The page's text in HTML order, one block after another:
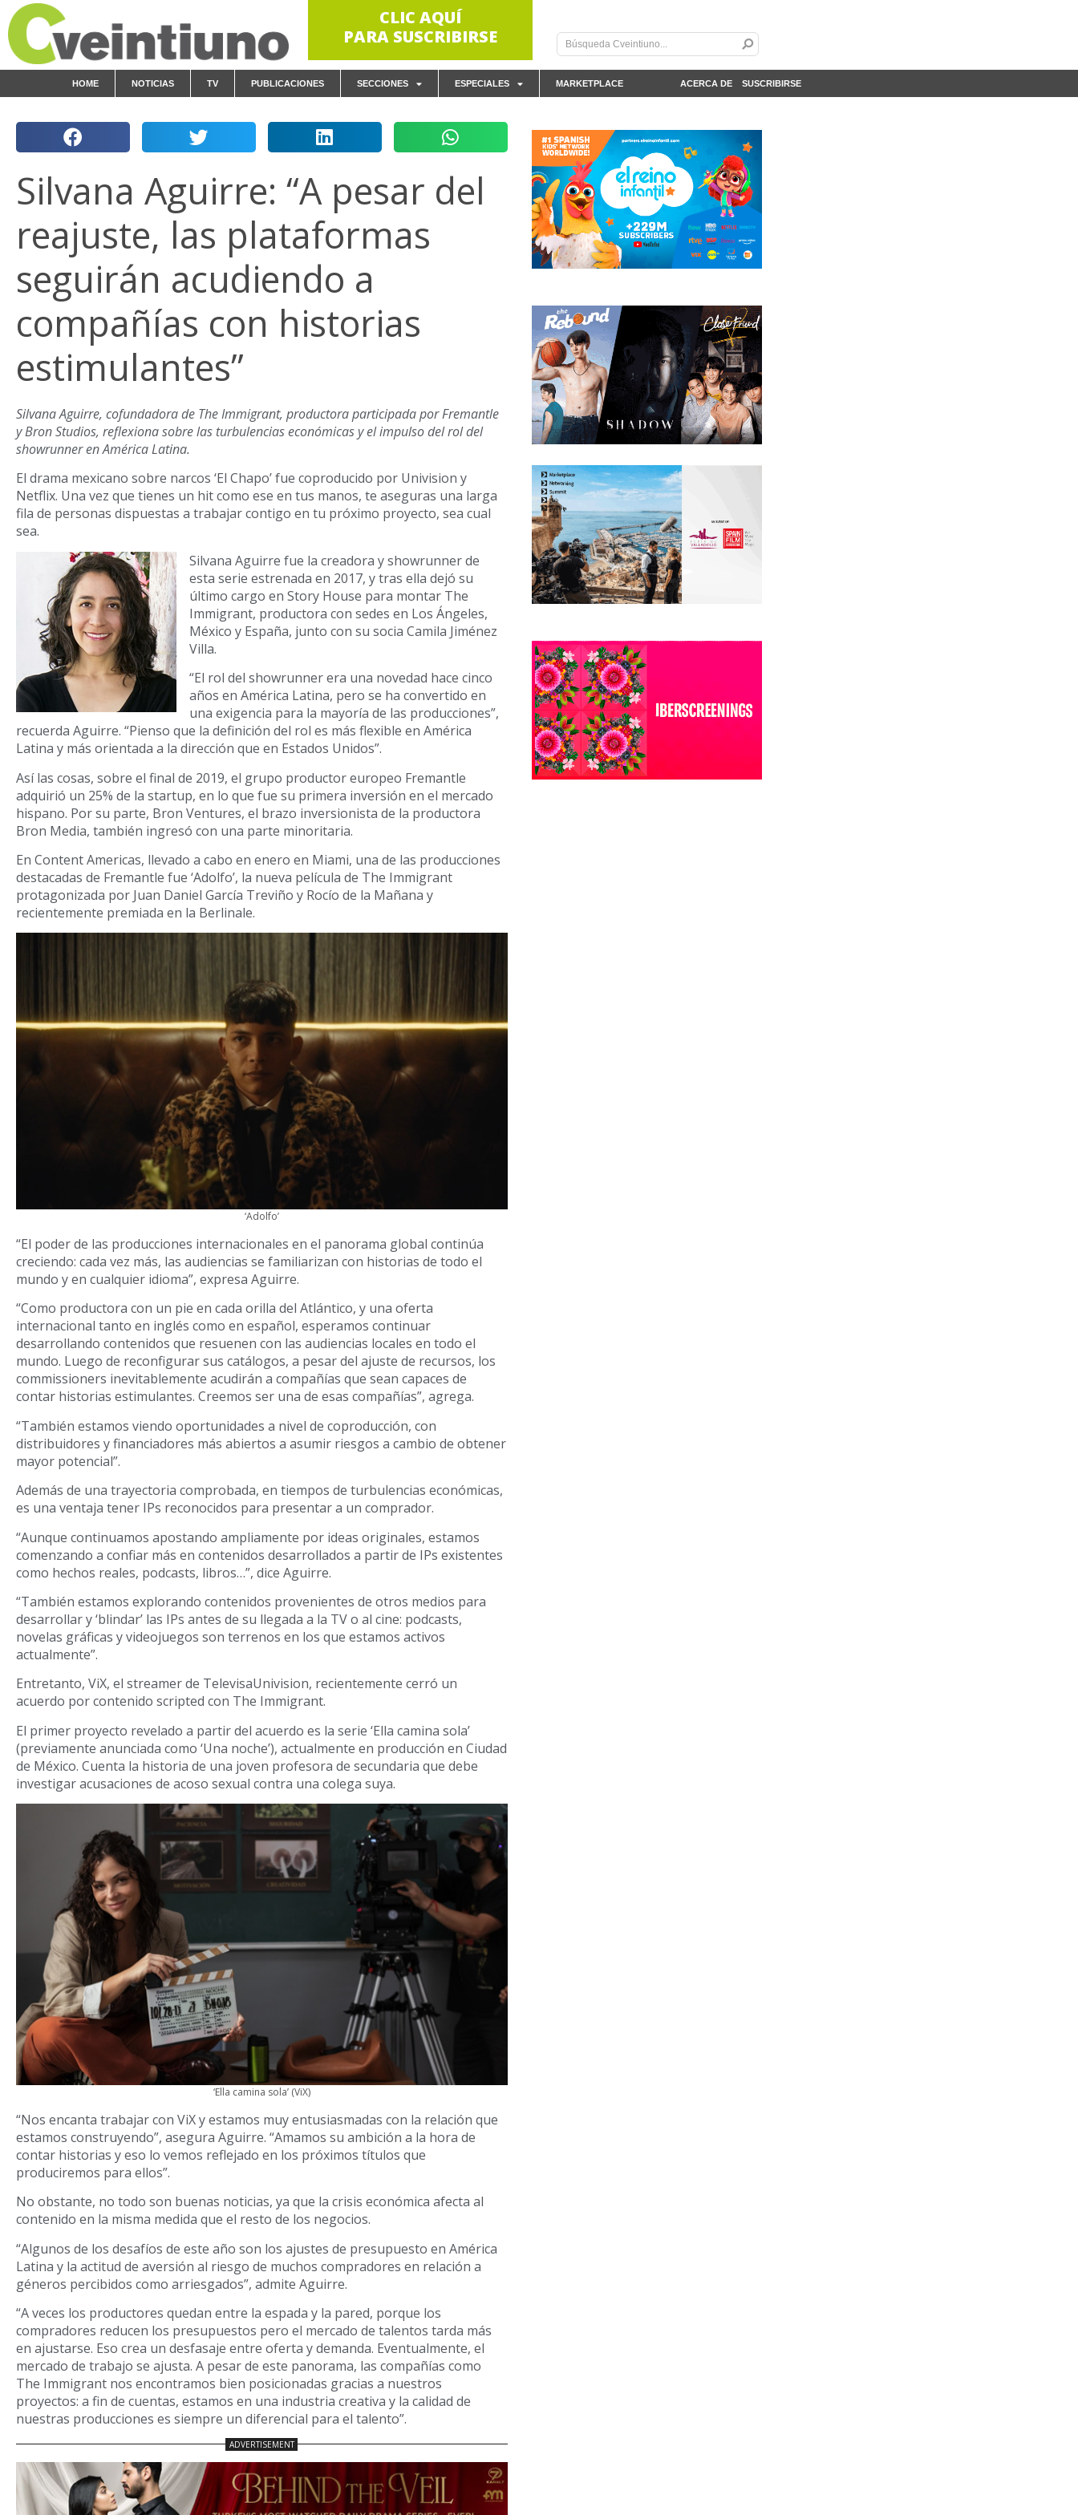
CLIC AQUÍ
PARA SUSCRIBIRSE
ACERCA DE
HOME NOTICIAS TV PUBLICACIONES SECCIONES ESPECIALES MARKETPLACE SUSCRIBIRSE
Silvana Aguirre: “A pesar del
reajuste, las plataformas
seguirán acudiendo a
compañías con historias
estimulantes”
Silvana Aguirre, cofundadora de The Immigrant, productora participada por Fremantle
y Bron Studios, reflexiona sobre las turbulencias económicas y el impulso del rol del
showrunner en América Latina.
El drama mexicano sobre narcos ‘El Chapo’ fue coproducido por Univision y
Netflix. Una vez que tienes un hit como ese en tus manos, te aseguras una larga
fila de personas dispuestas a trabajar contigo en tu próximo proyecto, sea cual
sea.
Silvana Aguirre fue la creadora y showrunner de
esta serie estrenada en 2017, y tras ella dejó su
último cargo en Story House para montar The
Immigrant, productora con sedes en Los Ángeles,
México y España, junto con su socia Camila Jiménez
Villa.
“El rol del showrunner era una novedad hace cinco
años en América Latina, pero se ha convertido en
una exigencia para la mayoría de las producciones”,
recuerda Aguirre. “Pienso que la definición del rol es más flexible en América
Latina y más orientada a la dirección que en Estados Unidos”.
Así las cosas, sobre el final de 2019, el grupo productor europeo Fremantle
adquirió un 25% de la startup, en lo que fue su primera inversión en el mercado
hispano. Por su parte, Bron Ventures, el brazo inversionista de la productora
Bron Media, también ingresó con una parte minoritaria.
En Content Americas, llevado a cabo en enero en Miami, una de las producciones
destacadas de Fremantle fue ‘Adolfo’, la nueva película de The Immigrant
protagonizada por Juan Daniel García Treviño y Rocío de la Mañana y
recientemente premiada en la Berlinale.
‘Adolfo’
“El poder de las producciones internacionales en el panorama global continúa
creciendo: cada vez más, las audiencias se familiarizan con historias de todo el
mundo y en cualquier idioma”, expresa Aguirre.
“Como productora con un pie en cada orilla del Atlántico, y una oferta
internacional tanto en inglés como en español, esperamos continuar
desarrollando contenidos que resuenen con las audiencias locales en todo el
mundo. Luego de reconfigurar sus catálogos, a pesar del ajuste de recursos, los
commissioners inevitablemente acudirán a compañías que sean capaces de
contar historias estimulantes. Creemos ser una de esas compañías”, agrega.
“También estamos viendo oportunidades a nivel de coproducción, con
distribuidores y financiadores más abiertos a asumir riesgos a cambio de obtener
mayor potencial”.
Además de una trayectoria comprobada, en tiempos de turbulencias económicas,
es una ventaja tener IPs reconocidos para presentar a un comprador.
“Aunque continuamos apostando ampliamente por ideas originales, estamos
comenzando a confiar más en contenidos desarrollados a partir de IPs existentes
como hechos reales, podcasts, libros…”, dice Aguirre.
“También estamos explorando contenidos provenientes de otros medios para
desarrollar y ‘blindar’ las IPs antes de su llegada a la TV o al cine: podcasts,
novelas gráficas y videojuegos son terrenos en los que estamos activos
actualmente”.
Entretanto, ViX, el streamer de TelevisaUnivision, recientemente cerró un
acuerdo por contenido scripted con The Immigrant.
El primer proyecto revelado a partir del acuerdo es la serie ‘Ella camina sola’
(previamente anunciada como ‘Una noche’), actualmente en producción en Ciudad
de México. Cuenta la historia de una joven profesora de secundaria que debe
investigar acusaciones de acoso sexual contra una colega suya.
‘Ella camina sola’ (ViX)
“Nos encanta trabajar con ViX y estamos muy entusiasmadas con la relación que
estamos construyendo”, asegura Aguirre. “Amamos su ambición a la hora de
contar historias y eso lo vemos reflejado en los próximos títulos que
produciremos para ellos”.
No obstante, no todo son buenas noticias, ya que la crisis económica afecta al
contenido en la misma medida que el resto de los negocios.
“Algunos de los desafíos de este año son los ajustes de presupuesto en América
Latina y la actitud de aversión al riesgo de muchos compradores en relación a
géneros percibidos como arriesgados”, admite Aguirre.
“A veces los productores quedan entre la espada y la pared, porque los
compradores reducen los presupuestos pero el mercado de talentos tarda más
en ajustarse. Eso crea un desfasaje entre oferta y demanda. Eventualmente, el
mercado de trabajo se ajusta. A pesar de este panorama, las compañías como
The Immigrant nos encontramos bien posicionadas gracias a nuestros
proyectos: a fin de cuentas, estamos en una industria creativa y la calidad de
nuestras producciones es siempre un diferencial para el talento”.